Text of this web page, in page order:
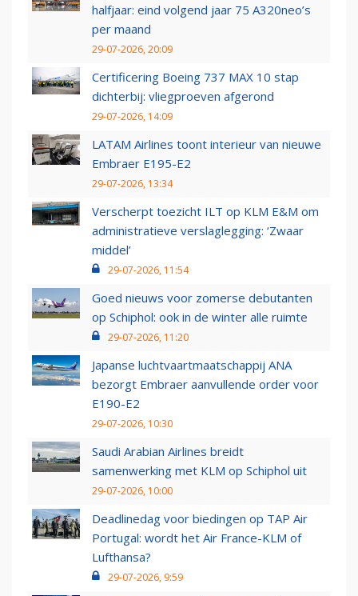
halfjaar: eind volgend jaar 75 A320neo’s
per maand
29-07-2026, 20:09
Certificering Boeing 737 MAX 10 stap
dichterbij: vliegproeven afgerond
29-07-2026, 14:09
LATAM Airlines toont interieur van nieuwe
Embraer E195-E2
29-07-2026, 13:34
Verscherpt toezicht ILT op KLM E&M om
administratieve verslaglegging: ‘Zwaar
middel’
29-07-2026, 11:54
Goed nieuws voor zomerse debutanten
op Schiphol: ook in de winter alle ruimte
29-07-2026, 11:20
Japanse luchtvaartmaatschappij ANA
bezorgt Embraer aanvullende order voor
E190-E2
29-07-2026, 10:30
Saudi Arabian Airlines breidt
samenwerking met KLM op Schiphol uit
29-07-2026, 10:00
Deadlinedag voor biedingen op TAP Air
Portugal: wordt het Air France-KLM of
Lufthansa?
29-07-2026, 9:59